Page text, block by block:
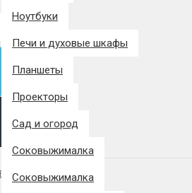
Ноутбуки
Печи и духовые шкафы
Планшеты
Проекторы
Сад и огород
Соковыжималка
Соковыжималка
В сравнение